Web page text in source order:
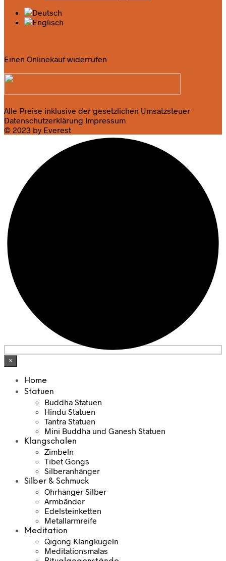
Einen Onlinekauf widerrufen
Alle Preise inklusive der gesetzlichen Umsatzsteuer
Datenschutzerklärung Impressum
© 2023 by Everest
×
Home
Statuen
Buddha Statuen
Hindu Statuen
Tantra Statuen
Mini Buddha und Ganesh Statuen
Klangschalen
Zimbeln
Tibet Gongs
Silberanhänger
Silber & Schmuck
Ohrhänger Silber
Armbänder
Edelsteinketten
Metallarmreife
Meditation
Qigong Klangkugeln
Meditationsmalas